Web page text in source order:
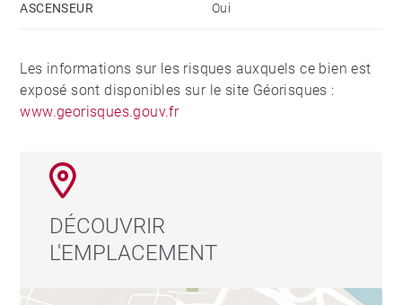
ASCENSEUR Oui
Les informations sur les risques auxquels ce bien est
exposé sont disponibles sur le site Géorisques :
www.georisques.gouv.fr
DÉCOUVRIR
L'EMPLACEMENT